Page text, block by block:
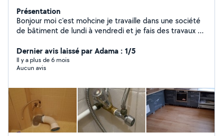
Présentation
Bonjour moi c'est mohcine je travaille dans une société
de bâtiment de lundi à vendredi et je fais des travaux de
peintre, parquet, carrelage
Dernier avis laissé par Adama : 1/5
Il y a plus de 6 mois
Aucun avis